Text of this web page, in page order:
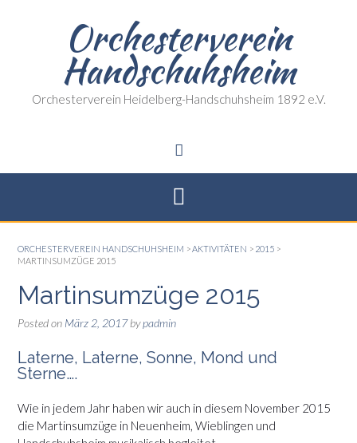
Orchesterverein
Handschuhsheim
Orchesterverein Heidelberg-Handschuhsheim 1892 e.V.
ORCHESTERVEREIN HANDSCHUHSHEIM >AKTIVITÄTEN > 2015 >
MARTINSUMZÜGE 2015
Martinsumzüge 2015
Posted on März 2, 2017bypadmin
Laterne, Laterne, Sonne, Mond und
Sterne….
Wie in jedem Jahr haben wir auch in diesem November 2015
die Martinsumzüge in Neuenheim, Wieblingen und